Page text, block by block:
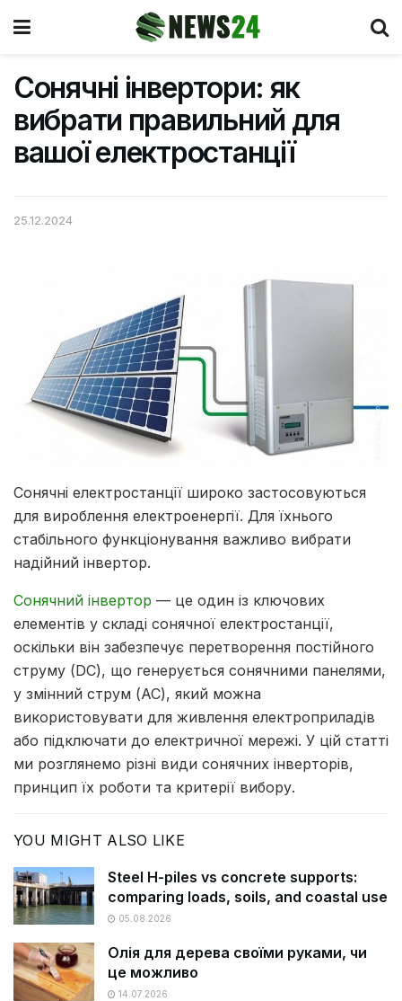
Сонячні інвертори: як
вибрати правильний для
вашої електростанції
25.12.2024
Сонячні електростанції широко застосовуються
для вироблення електроенергії. Для їхнього
стабільного функціонування важливо вибрати
надійний інвертор.
Сонячний інвертор — це один із ключових
елементів у складі сонячної електростанції,
оскільки він забезпечує перетворення постійного
струму (DC), що генерується сонячними панелями,
у змінний струм (AC), який можна
використовувати для живлення електроприладів
або підключати до електричної мережі. У цій статті
ми розглянемо різні види сонячних інверторів,
принцип їх роботи та критерії вибору.
YOU MIGHT ALSO LIKE
Steel H-piles vs concrete supports:
comparing loads, soils, and coastal use
05.08.2026
Олія для дерева своїми руками, чи
це можливо
14.07.2026